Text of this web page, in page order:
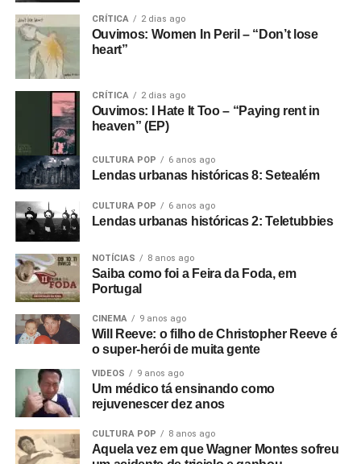
Foto: Reprodução Internet
Pra entender mais o que está por trás do filme, é
importantíssimo.
Como surgiu seu filme?
amigo do Rob(Gretton) desde que trabalhávamos no
aeroporto e depois quando ele era DJ no Rafters. Eu
costumava ir lá assistir bandas e o Rob acabou
empresariando uma banda chamada The Panik. Eu
estava começando como cineasta na época, autodidata,
filmando em 8mm.
E começamos um filme que não deu em nada. O show do
The Panik na última noite do Electric Circus. Estava muito
escuro e a filmagem ficou péssima. Acabou ficando de
lado. Aí o Rob me ligou e disse: “Estou empresariando
uma banda nova chamada Warsaw e me perguntou se eu
queria ir vê-los no The Factory”.
Fui vê-los no antigo Russell Club e eles foram
absolutamente incríveis; me arrepiaram. Quis fazer algo
com eles naquele instante. Fui falar com o dono da loja
de discos local e contei a ele sobre o clube Bowden Vale
em Altrincham, onde eu tinha visto inúmeras bandas em
1963-64, e disse que ele deveria voltar a promover
CRÍTICA 2 dias ago
Ouvimos: Women In Peril – “Don’t lose
heart”
CRÍTICA 2 dias ago
Ouvimos: I Hate It Too – “Paying rent in
heaven” (EP)
CULTURA POP 6 anos ago
Lendas urbanas históricas 8: Setealém
CULTURA POP 6 anos ago
Lendas urbanas históricas 2: Teletubbies
NOTÍCIAS 8 anos ago
Saiba como foi a Feira da Foda, em
Portugal
CINEMA 9 anos ago
Will Reeve: o filho de Christopher Reeve é
o super-herói de muita gente
VIDEOS 9 anos ago
Um médico tá ensinando como
rejuvenescer dez anos
CULTURA POP 8 anos ago
Aquela vez em que Wagner Montes sofreu